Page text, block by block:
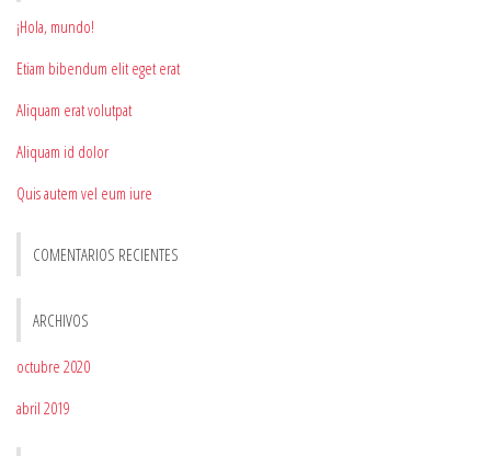
¡Hola, mundo!
Etiam bibendum elit eget erat
Aliquam erat volutpat
Aliquam id dolor
Quis autem vel eum iure
COMENTARIOS RECIENTES
ARCHIVOS
octubre 2020
abril 2019